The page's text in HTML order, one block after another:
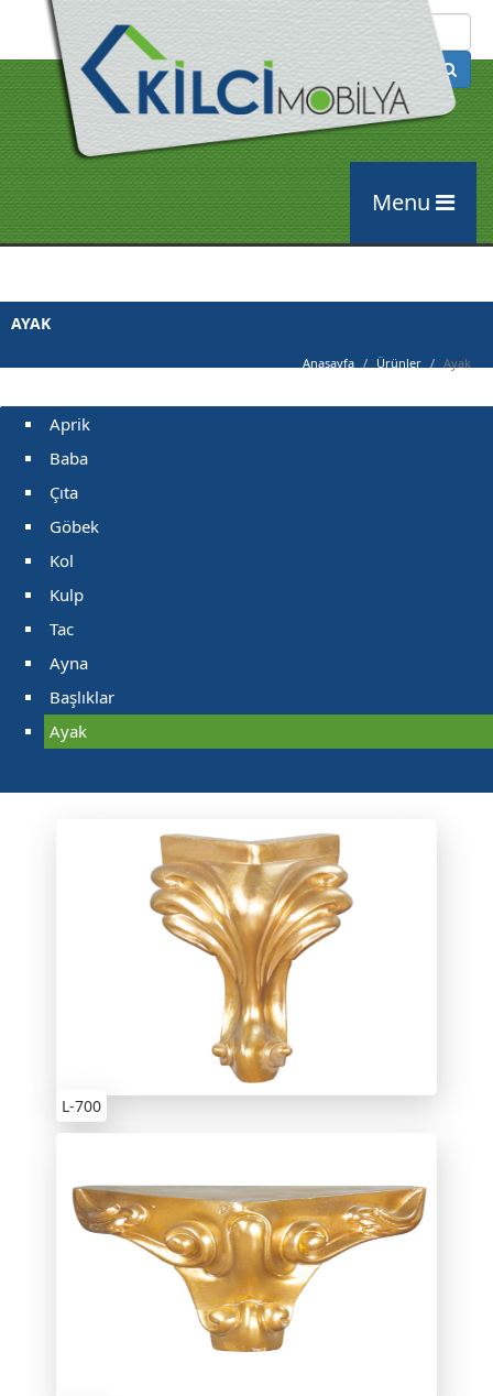
Arama
Menu
AYAK
Anasayfa Ürünler Ayak
Aprik
Baba
Çıta
Göbek
Kol
Kulp
Tac
Ayna
Başlıklar
Ayak
L-700